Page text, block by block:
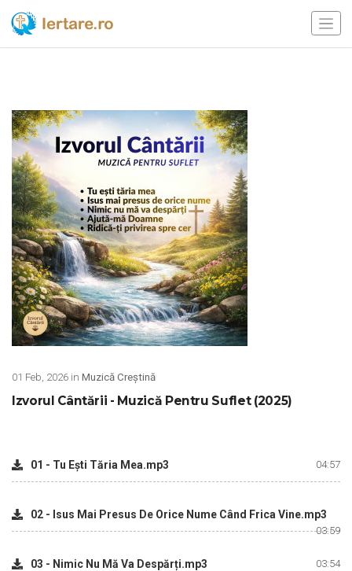
01 Feb, 2026 in Muzică Creștină
Izvorul Cântării - Muzică Pentru Suflet (2025)
01 - Tu Ești Tăria Mea.mp3 04:57
02 - Isus Mai Presus De Orice Nume Când Frica Vine.mp3
03:59
03 - Nimic Nu Mă Va Despărți.mp3 03:54